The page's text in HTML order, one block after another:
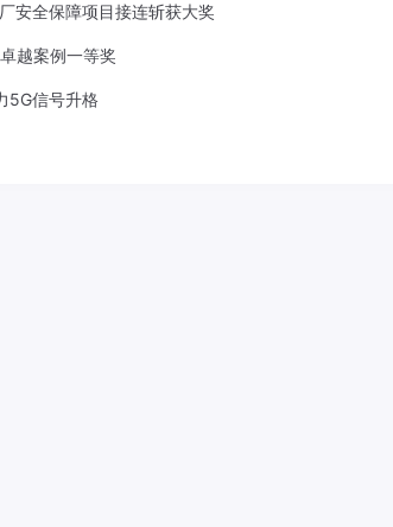
安全保障项目接连斩获大奖
越案例一等奖
5G信号升格